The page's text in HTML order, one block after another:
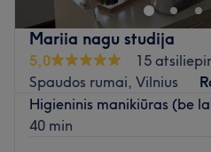
puikaus nagų salono siūlomų
Artimiausias viešasis
autobusais: 2G, 7, 21, 22, 23,
63, 68, 73, 75, 125 bei
19 (Spaudos rumai st.).
Mariia nagu studija
5,0
15
Spaudos rumai, Vilnius
Higieninis manikiūras (be
40 min